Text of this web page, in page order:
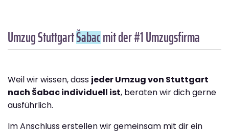
Umzug StuttgartŠabacmit der #1 Umzugsfirma
Weil wir wissen, dass jeder Umzug von Stuttgart
nach Šabac individuell ist, beraten wir dich gerne
ausführlich.
Im Anschluss erstellen wir gemeinsam mit dir ein